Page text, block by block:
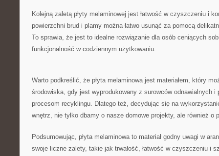
Kolejną zaletą ⁣płyty melaminowej jest łatwość w ⁤czyszczeniu i
powierzchni brud i plamy można łatwo​ usunąć ⁣za pomocą
To⁢ sprawia, że jest‌ to idealne rozwiązanie dla osób ceniących
⁣funkcjonalność ⁤w⁢ codziennym⁤ użytkowaniu.
Warto‌ podkreślić, że płyta⁤ melaminowa jest ‌materiałem,⁤ który
środowiska, gdy jest ⁤wyprodukowany z surowców odnawialnych i⁤
procesom recyklingu.⁢ Dlatego też, decydując ‍się na
wnętrz,​ nie tylko dbamy o nasze domowe projekty, ale również o
Podsumowując, ​płyta melaminowa‍ to materiał godny uwagi w
swoje⁢ liczne zalety, takie⁤ jak trwałość, łatwość w czyszczeniu i